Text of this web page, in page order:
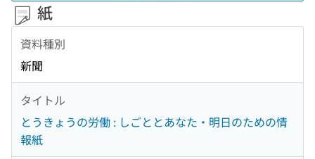
紙
資料種別
新聞
タイトル
とうきょうの労働 : しごととあなた・明日のための情
報紙